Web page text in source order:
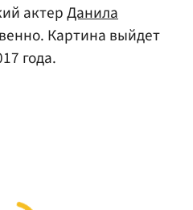
актерДанила
Картина выйдет
года.